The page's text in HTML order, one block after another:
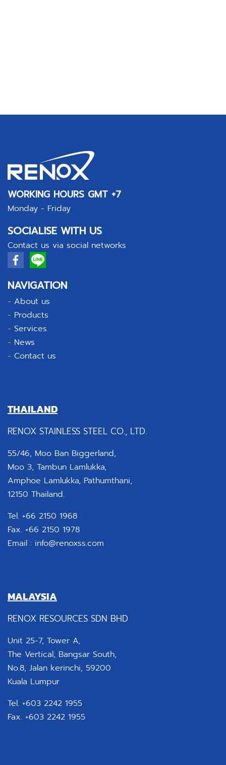
WORKING HOURS GMT +7
Monday - Friday
SOCIALISE WITH US
Contact us via social networks
NAVIGATION
- About us
- Products
- Services
- News
- Contact us
THAILAND
RENOX STAINLESS STEEL CO., LTD.
55/46, Moo Ban Biggerland,
Moo 3, Tambun Lamlukka,
Amphoe Lamlukka, Pathumthani,
12150 Thailand.
Tel. +66 2150 1968
Fax. +66 2150 1978
Email : info@renoxss.com
MALAYSIA
RENOX RESOURCES SDN BHD
Unit 25-7, Tower A,
The Vertical, Bangsar South,
No.8, Jalan kerinchi, 59200
Kuala Lumpur
Tel. +603 2242 1955
Fax. +603 2242 1955